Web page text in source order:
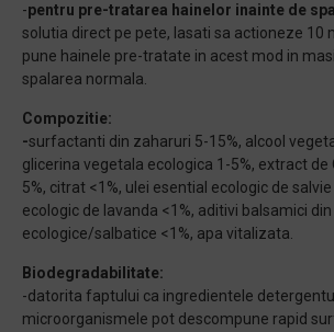
-pentru pre-tratarea hainelor inainte de
solutia direct pe pete, lasati sa actioneze 10
pune hainele pre-tratate in acest mod in
spalarea normala.
Compozitie:
-surfactanti din zaharuri 5-15%, alcool
glicerina vegetala ecologica 1-5%, extract de
5%, citrat <1%, ulei esential ecologic de salvie
ecologic de lavanda <1%, aditivi balsamici
ecologice/salbatice <1%, apa vitalizata.
Biodegradabilitate:
-datorita faptului ca ingredientele
microorganismele pot descompune rapid